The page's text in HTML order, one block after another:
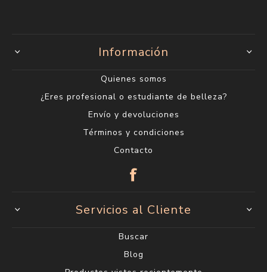
Información
Quienes somos
¿Eres profesional o estudiante de belleza?
Envío y devoluciones
Términos y condiciones
Contacto
Servicios al Cliente
Buscar
Blog